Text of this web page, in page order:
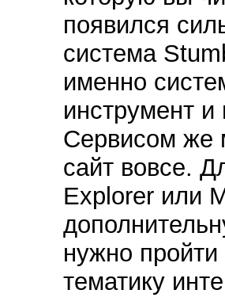
появился
система
именно
инструмент
Сервисом же
сайт вовсе.
Explorer или
нужно пройти
тематику